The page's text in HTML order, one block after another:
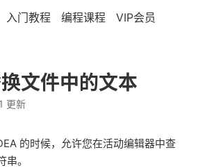
入门教程 编程课程 VIP会员
文件中的文本
更新
的时候，允许您在活动编辑器中查
。